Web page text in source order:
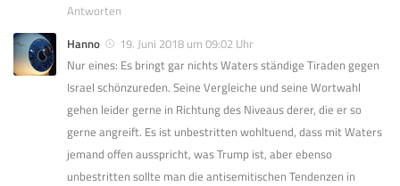
Antworten
Hanno
19. Juni 2018 um 09:02 Uhr
Nur eines: Es bringt gar nichts Waters ständige Tiraden gegen
Israel schönzureden. Seine Vergleiche und seine Wortwahl
gehen leider gerne in Richtung des Niveaus derer, die er so
gerne angreift. Es ist unbestritten wohltuend, dass mit Waters
jemand offen ausspricht, was Trump ist, aber ebenso
unbestritten sollte man die antisemitischen Tendenzen in